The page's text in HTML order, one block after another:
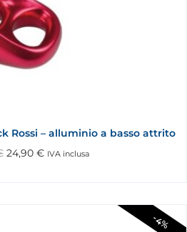
Rossi – alluminio a basso attrito
24,90 € IVA inclusa
-4%